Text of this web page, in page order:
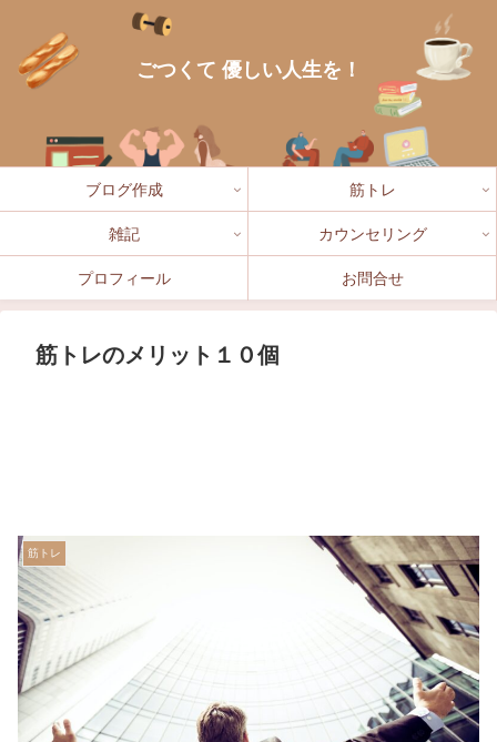
ごつくて 優しい人生を！
ブログ作成 筋トレ
雑記 カウンセリング
プロフィール お問合せ
筋トレのメリット１０個
筋トレ